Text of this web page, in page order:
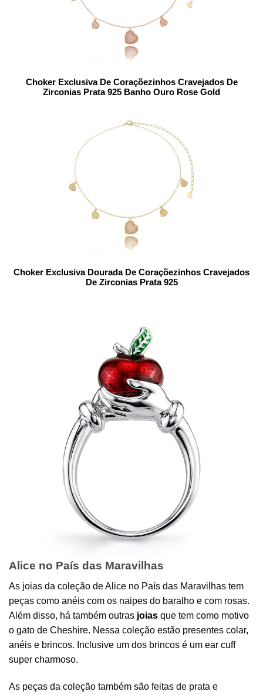
Choker Exclusiva De Coraçõezinhos Cravejados De
Zirconias Prata 925 Banho Ouro Rose Gold
Choker Exclusiva Dourada De Coraçõezinhos Cravejados
De Zirconias Prata 925
Alice no País das Maravilhas
As joias da coleção de Alice no País das Maravilhas tem
peças como anéis com os naipes do baralho e com rosas.
Além disso, há também outras joias que tem como motivo
o gato de Cheshire. Nessa coleção estão presentes colar,
anéis e brincos. Inclusive um dos brincos é um ear cuff
super charmoso.
As peças da coleção também são feitas de prata e